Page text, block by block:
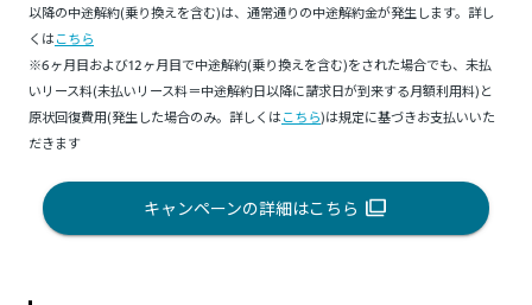
以降の中途解約(乗り換えを含む)は、通常通りの中途解約金が発生します。詳し
くはこちら
※6ヶ月目および12ヶ月目で中途解約(乗り換えを含む)をされた場合でも、未払
いリース料(未払いリース料＝中途解約日以降に請求日が到来する月額利用料)と
原状回復費用(発生した場合のみ。詳しくはこちら)は規定に基づきお支払いいた
だきます
キャンペーンの詳細はこちら